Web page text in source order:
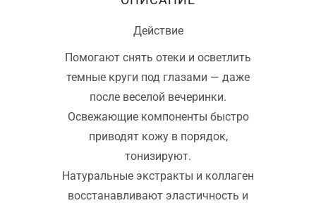
Действие
Помогают снять отеки и осветлить
темные круги под глазами — даже
после веселой вечеринки.
Освежающие компоненты быстро
приводят кожу в порядок,
тонизируют.
Натуральные экстракты и коллаген
восстанавливают эластичность и